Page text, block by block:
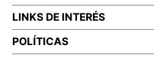
LINKS DE INTERÉS
POLÍTICAS